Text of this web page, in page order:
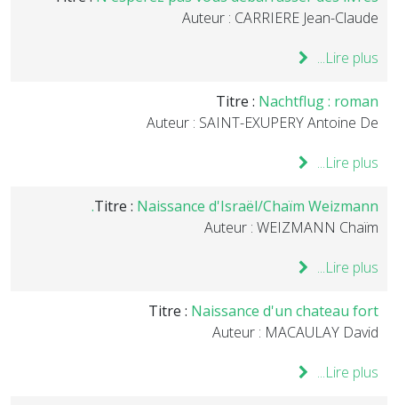
Auteur : CARRIERE Jean-Claude
Lire plus...
Titre : Nachtflug : roman
Auteur : SAINT-EXUPERY Antoine De
Lire plus...
Titre : Naissance d'Israël/Chaïm Weizmann.
Auteur : WEIZMANN Chaïm
Lire plus...
Titre : Naissance d'un chateau fort
Auteur : MACAULAY David
Lire plus...